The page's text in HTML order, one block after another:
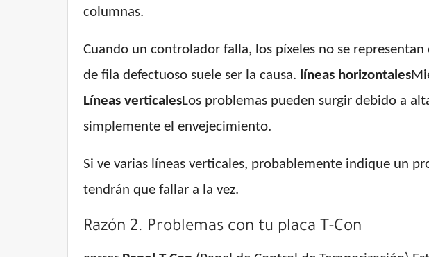
columnas.
Cuando un controlador falla, los píxeles no se
de fila defectuoso suele ser la causa. líneas horizontales
Líneas verticalesLos problemas pueden surgir debido a
simplemente el envejecimiento.
Si ve varias líneas verticales, probablemente indique un
tendrán que fallar a la vez.
Razón 2. Problemas con tu placa T-Con